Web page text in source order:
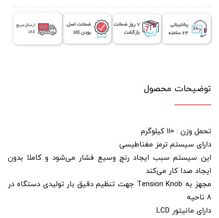
توضیحات محصول
تحمل وزن : 110 کیلوگرم
دارای سیستم ترمز مغناطیسی
این سیستم سبب ایجاد رنج وسیع فشار می‌‌شود و کاملا بدون
ایجاد صدا کار می‌کند
مجهز به Tension Knob جهت تنظیم دقیق بار تولیدی دستگاه در
8 ناحیه
دارای مانیتور LCD